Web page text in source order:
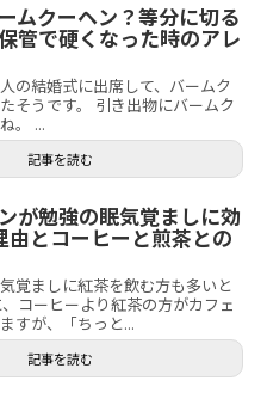
ムクーヘン？等分に切る
管で硬くなった時のアレ
の結婚式に出席して、バームク
そうです。 引き出物にバームク
。 ...
記事を読む
が勉強の眠気覚ましに効
由とコーヒーと煎茶との
覚ましに紅茶を飲む方も多いと
コーヒーより紅茶の方がカフェ
すが、「ちっと...
記事を読む